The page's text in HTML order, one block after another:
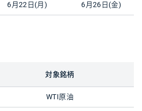
6月22日(月) 6月26日(金)
対象銘柄
WTI原油